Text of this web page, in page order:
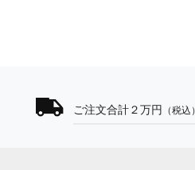
ご注文合計２万円 （税込）